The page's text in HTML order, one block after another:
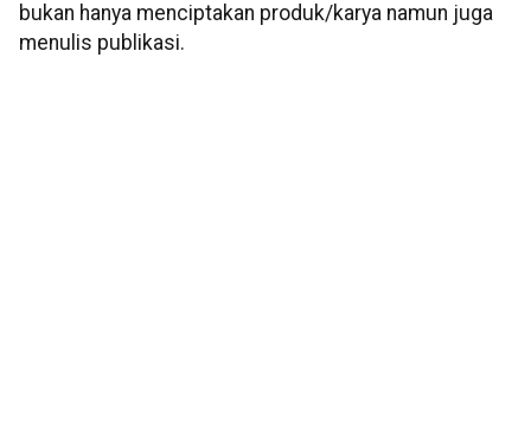
bukan hanya menciptakan produk/karya namun juga
menulis publikasi.